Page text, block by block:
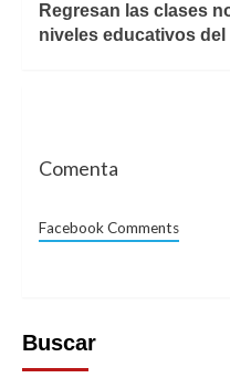
Regresan las clases
niveles educativos
Comenta
Facebook Comments
Buscar